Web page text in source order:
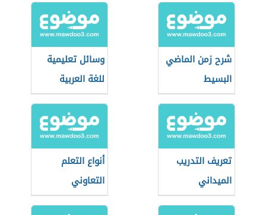
شرح زمن الماضي
البسيط
وسائل تعليمية
للغة العربية
تعريف التدريب
الميداني
أنواع التعلم
التعاوني